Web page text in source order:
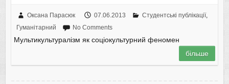
Оксана Парасюк 07.06.2013 Студентські публікації,
Гуманітарний
No Comments
Мультикультуралізм як соціокультурний феномен
більше